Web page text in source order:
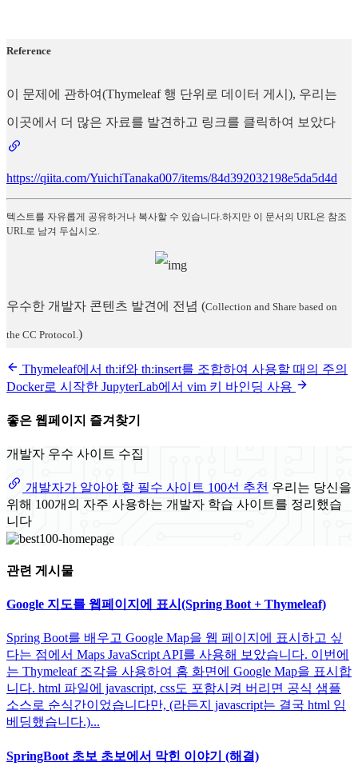
Reference
이 문제에 관하여(Thymeleaf 행 단위로 데이터 게시), 우리는
이곳에서 더 많은 자료를 발견하고 링크를 클릭하여 보았다
https://qiita.com/YuichiTanaka007/items/84d392032198e5da5d4d
텍스트를 자유롭게 공유하거나 복사할 수 있습니다.하지만 이 문서의 URL은 참조
URL로 남겨 두십시오.
우수한 개발자 콘텐츠 발견에 전념 (Collection and Share based on
the CC Protocol. )
Thymeleaf에서 th:if와 th:insert를 조합하여 사용할 때의 주의
Docker로 시작한 JupyterLab에서 vim 키 바인딩 사용
좋은 웹페이지 즐겨찾기
개발자 우수 사이트 수집
개발자가 알아야 할 필수 사이트 100선 추천 우리는 당신을
위해 100개의 자주 사용하는 개발자 학습 사이트를 정리했습
니다
관련 게시물
Google 지도를 웹페이지에 표시(Spring Boot + Thymeleaf)
Spring Boot를 배우고 Google Map을 웹 페이지에 표시하고 싶
다는 점에서 Maps JavaScript API를 사용해 보았습니다. 이번에
는 Thymeleaf 조각을 사용하여 홈 화면에 Google Map을 표시합
니다. html 파일에 javascript, css도 포함시켜 버리면 공식 샘플
소스로 순식간이었습니다만, (라든지 javascript는 결국 html 임
베딩했습니다.)...
SpringBoot 초보 초보에서 막힌 이야기 (해결)